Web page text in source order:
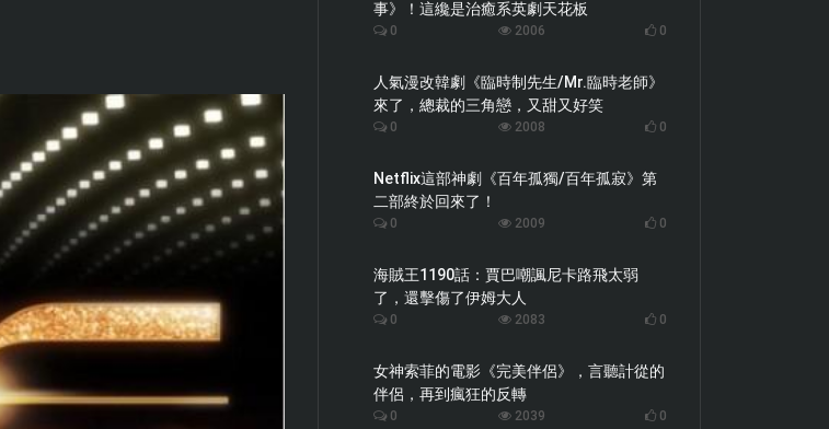
事》！這纔是治癒系英劇天花板
0 2006 0
人氣漫改韓劇《臨時制先生/Mr.臨時老師》
來了，總裁的三角戀，又甜又好笑
0 2008 0
Netflix這部神劇《百年孤獨/百年孤寂》第
二部終於回來了！
0 2009 0
海賊王1190話：賈巴嘲諷尼卡路飛太弱
了，還擊傷了伊姆大人
0 2083 0
女神索菲的電影《完美伴侶》，言聽計從的
伴侶，再到瘋狂的反轉
0 2039 0